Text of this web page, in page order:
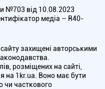
№703 від 10.08.2023
медіа – R40-
сайту захищені авторськими
розміщених на сайті,
на 1kr.ua. Воно має бути
чи часткового